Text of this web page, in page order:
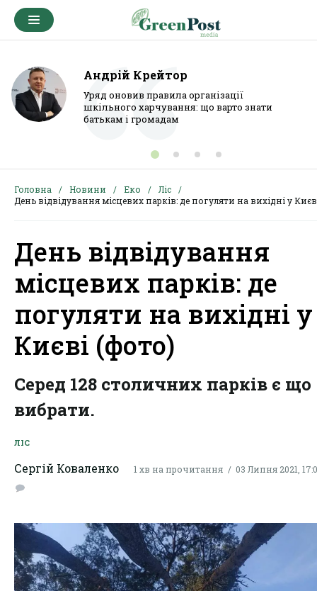
Андрій Крейтор
Уряд оновив правила організації
шкільного харчування: що варто знати
батькам і громадам
Головна Новини Еко
Ліс
День відвідування місцевих парків: де погуляти на вихідні у
День відвідування
місцевих парків: де
погуляти на вихідні у
Києві (фото)
Серед 128 столичних парків є що
вибрати.
ЛІС
Сергій Коваленко 1 хв на прочитання 03 Липня 2021,